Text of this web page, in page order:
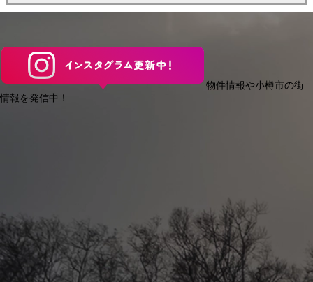
物件情報や小樽市の街
情報を発信中！